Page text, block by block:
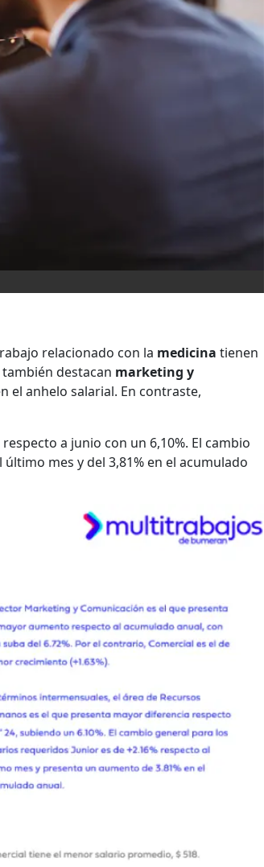
relacionado con la medicina tienen
destacan marketing y
el anhelo salarial. En contraste,
a junio con un 6,10%. El cambio
mes y del 3,81% en el acumulado